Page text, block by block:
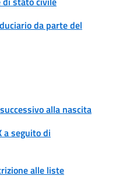
da parte del
alla nascita
a seguito di
alle liste